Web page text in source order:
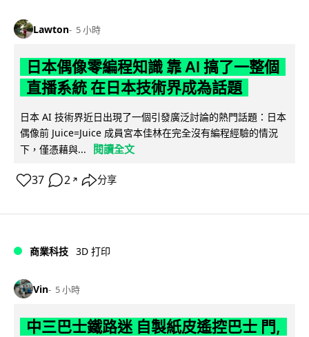
Lawton 5 小時
日本偶像零編程知識 靠 AI 搞了一整個
直播系統 在日本技術界成為話題
日本 AI 技術界近日出現了一個引發廣泛討論的熱門話題：日本
偶像前 Juice=Juice 成員宮本佳林在完全沒有編程經驗的情況
下，僅憑藉與...
閱讀全文
37 2 ↗ 分享
商業科技 3D 打印
Vin 5 小時
中三巴士鐵路迷 自製紙皮遙控巴士 門,